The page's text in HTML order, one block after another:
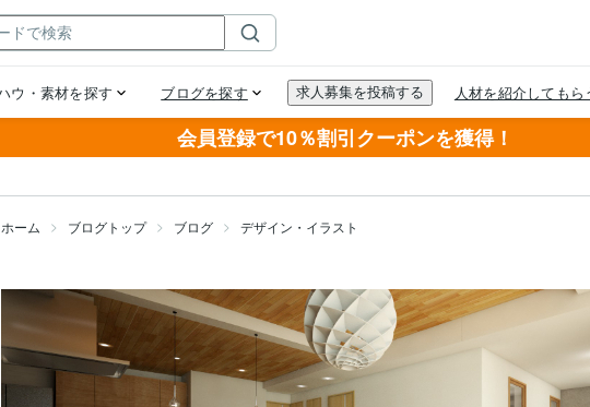
会員登録で10％割引クーポンを獲得！
ホーム ブログトップ ブログ デザイン・イラスト